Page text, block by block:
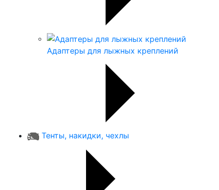
Адаптеры для лыжных креплений
Тенты, накидки, чехлы